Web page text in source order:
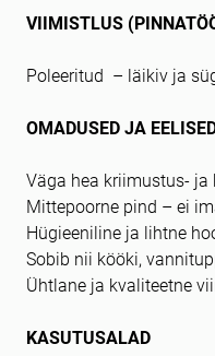
VIIMISTLUS
Poleeritud – läikiv ja
OMADUSED JA
Väga hea kriimustus-
Mittepoorne pind – ei
Hügieeniline ja lihtne
Sobib nii kööki,
Ühtlane ja kvaliteetne
KASUTUSALAD